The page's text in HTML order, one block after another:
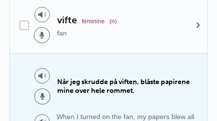
vifte feminine (n)
fan
Når jeg skrudde på viften, blåste papirene
mine over hele rommet.
When I turned on the fan, my papers blew all